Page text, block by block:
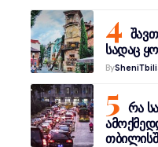
სადაც
By
რა